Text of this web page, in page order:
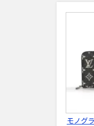
モノグ